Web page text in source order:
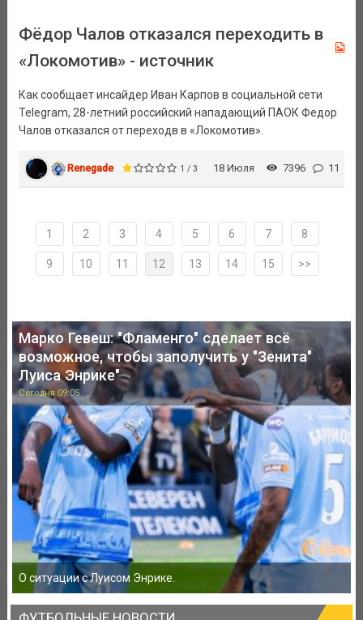
Фёдор Чалов отказался переходить в
«Локомотив» - источник
Как сообщает инсайдер Иван Карпов в социальной сети
Telegram, 28-летний российский нападающий ПАОК Федор
Чалов отказался от переходв в «Локомотив».
Renegade 1 / 3 18 Июля 7396 11
1 2 3 4 5 6 7 8
9 10 11 12 13 14 15 >>
Марко Гевеш: "Фламенго" сделает всё
возможное, чтобы заполучить у "Зенита"
Луиса Энрике"
Сегодня 09:05
О ситуации с Луисом Энрике.